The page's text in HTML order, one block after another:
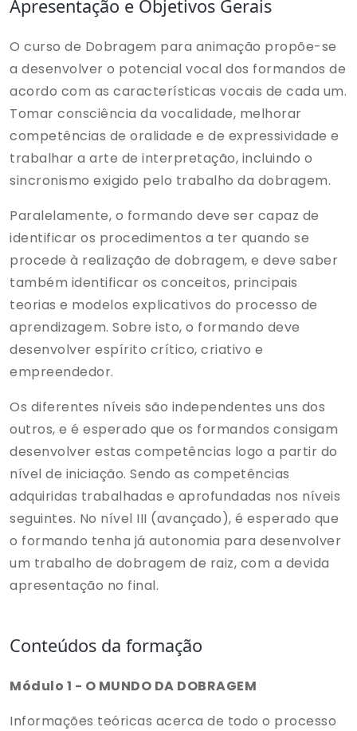
Apresentação e Objetivos Gerais
O curso de Dobragem para animação propõe-se
a desenvolver o potencial vocal dos formandos de
acordo com as características vocais de cada um.
Tomar consciência da vocalidade, melhorar
competências de oralidade e de expressividade e
trabalhar a arte de interpretação, incluindo o
sincronismo exigido pelo trabalho da dobragem.
Paralelamente, o formando deve ser capaz de
identificar os procedimentos a ter quando se
procede à realização de dobragem, e deve saber
também identificar os conceitos, principais
teorias e modelos explicativos do processo de
aprendizagem. Sobre isto, o formando deve
desenvolver espírito crítico, criativo e
empreendedor.
Os diferentes níveis são independentes uns dos
outros, e é esperado que os formandos consigam
desenvolver estas competências logo a partir do
nível de iniciação. Sendo as competências
adquiridas trabalhadas e aprofundadas nos níveis
seguintes. No nível III (avançado), é esperado que
o formando tenha já autonomia para desenvolver
um trabalho de dobragem de raiz, com a devida
apresentação no final.
Conteúdos da formação
Módulo 1 - O MUNDO DA DOBRAGEM
Informações teóricas acerca de todo o processo